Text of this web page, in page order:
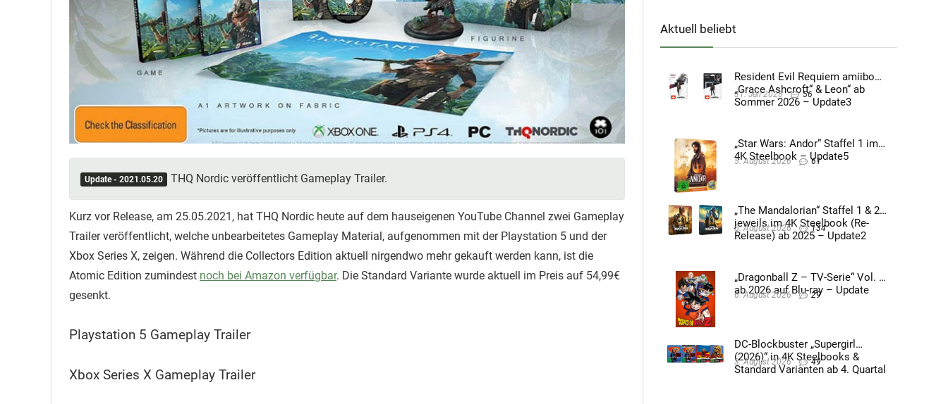
Update - 2021.05.20 THQ Nordic veröffentlicht Gameplay Trailer.
Kurz vor Release, am 25.05.2021, hat THQ Nordic heute auf dem hauseigenen YouTube Channel zwei Gameplay
Trailer veröffentlicht, welche unbearbeitetes Gameplay Material, aufgenommen mit der Playstation 5 und der
Xbox Series X, zeigen. Während die Collectors Edition aktuell nirgendwo mehr gekauft werden kann, ist die
Atomic Edition zumindest noch bei Amazon verfügbar. Die Standard Variante wurde aktuell im Preis auf 54,99€
gesenkt.
Playstation 5 Gameplay Trailer
Xbox Series X Gameplay Trailer
Aktuell beliebt
Resident Evil Requiem amiibo
„Grace Ashcroft“ & Leon“ ab
Sommer 2026 – Update3
31. Juli 2026 56
„Star Wars: Andor“ Staffel 1 im
4K Steelbook – Update5
5. August 2026 61
„The Mandalorian“ Staffel 1 & 2
jeweils im 4K Steelbook (Re-
Release) ab 2025 – Update2
5. August 2026 134
„Dragonball Z – TV-Serie“ Vol. 4
ab 2026 auf Blu-ray – Update
6. August 2026 29
DC-Blockbuster „Supergirl
(2026)“ in 4K Steelbooks &
Standard Varianten ab 4. Quartal
3. August 2026 49